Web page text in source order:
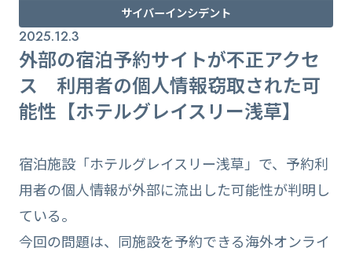
サイバーインシデント
2025.12.3
外部の宿泊予約サイトが不正アクセ
ス 利用者の個人情報窃取された可
能性【ホテルグレイスリー浅草】
宿泊施設「ホテルグレイスリー浅草」で、予約利
用者の個人情報が外部に流出した可能性が判明し
ている。
今回の問題は、同施設を予約できる海外オンライ